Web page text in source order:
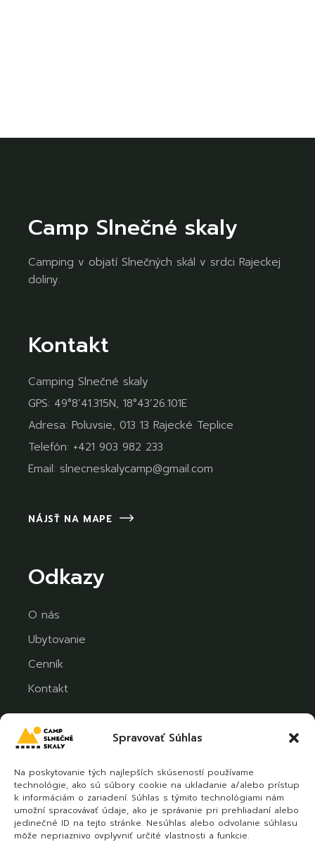
Spravovať Súhlas
Na poskytovanie tých najlepších skúseností používame
technológie, ako sú súbory cookie na ukladanie a/alebo prístup
k informáciám o zariadení. Súhlas s týmito technológiami nám
umožní spracovávať údaje, ako je správanie pri prehliadaní alebo
jedinečné ID na tejto stránke. Nesúhlas alebo odvolanie súhlasu
môže nepriaznivo ovplyvniť určité vlastnosti a funkcie.
Camp Slnečné skaly
Camping v objatí Slnečných skál v srdci Rajeckej
doliny.
Kontakt
Camping Slnečné skaly
GPS: 49°8’41.315N, 18°43’26.101E
Adresa: Poluvsie, 013 13 Rajecké Teplice
Telefón: +421 903 982 233
Email: slnecneskalycamp@gmail.com
NÁJSŤ NA MAPE
Odkazy
O nás
Ubytovanie
Cenník
Kontakt
Sledujte nás